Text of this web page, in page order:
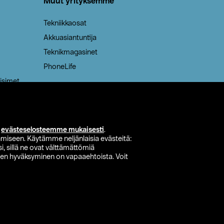
evästeselosteemme mukaisesti.
Käytämme neljänlaisia evästeitä:
sillä ne ovat välttämättömiä
hyväksyminen on vapaaehtoista. Voit
Tekniikkaosat
Akkuasiantuntija
Teknikmagasinet
PhoneLife